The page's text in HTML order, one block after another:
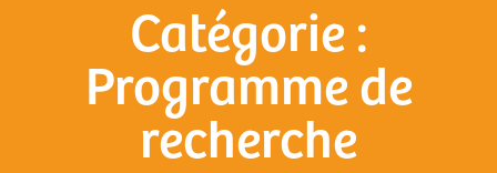
Catégorie :
Programme de
recherche